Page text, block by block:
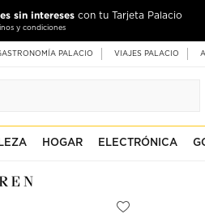
sin intereses con tu Tarjeta Palacio
y condiciones
PALACIO VIAJES PALACIO
HOGAR ELECTRÓNICA